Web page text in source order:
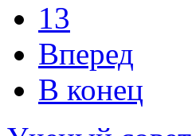
13
Вперед
В конец